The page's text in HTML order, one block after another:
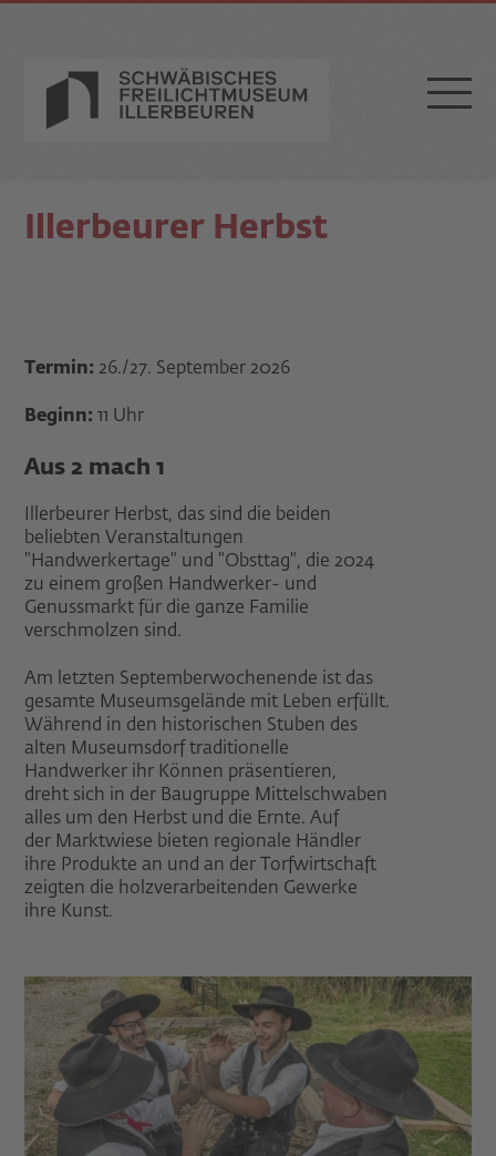
Illerbeurer Herbst
Termin: 26./27. September 2026
Beginn: 11 Uhr
Aus 2 mach 1
Illerbeurer Herbst, das sind die beiden
beliebten Veranstaltungen
"Handwerkertage" und "Obsttag", die 2024
zu einem großen Handwerker- und
Genussmarkt für die ganze Familie
verschmolzen sind.
Am letzten Septemberwochenende ist das
gesamte Museumsgelände mit Leben erfüllt.
Während in den historischen Stuben des
alten Museumsdorf traditionelle
Handwerker ihr Können präsentieren,
dreht sich in der Baugruppe Mittelschwaben
alles um den Herbst und die Ernte. Auf
der Marktwiese bieten regionale Händler
ihre Produkte an und an der Torfwirtschaft
zeigten die holzverarbeitenden Gewerke
ihre Kunst.